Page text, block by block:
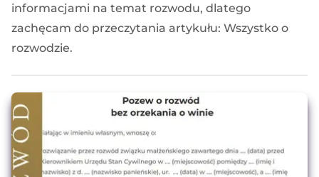
informacjami na temat rozwodu, dlatego
zachęcam do przeczytania artykułu: Wszystko o
rozwodzie.